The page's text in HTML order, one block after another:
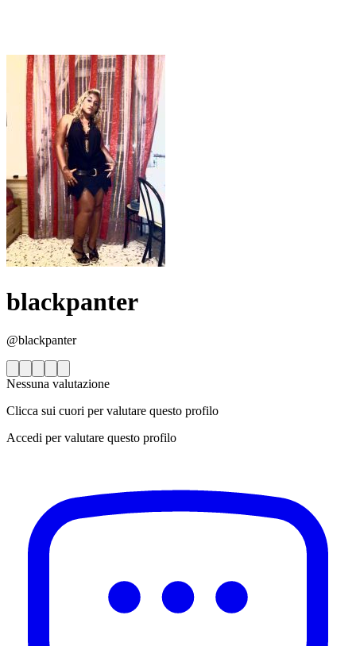
blackpanter
@blackpanter
Nessuna valutazione
Clicca sui cuori per valutare questo profilo
Accedi per valutare questo profilo